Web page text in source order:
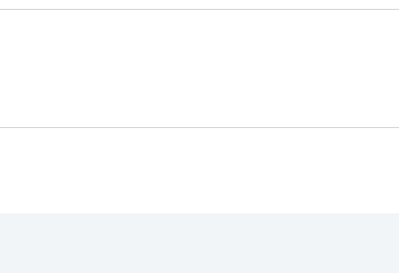
Brun sepia Gris beige
et l’héritage des portails en
des demeures
L'entretien d'un portail